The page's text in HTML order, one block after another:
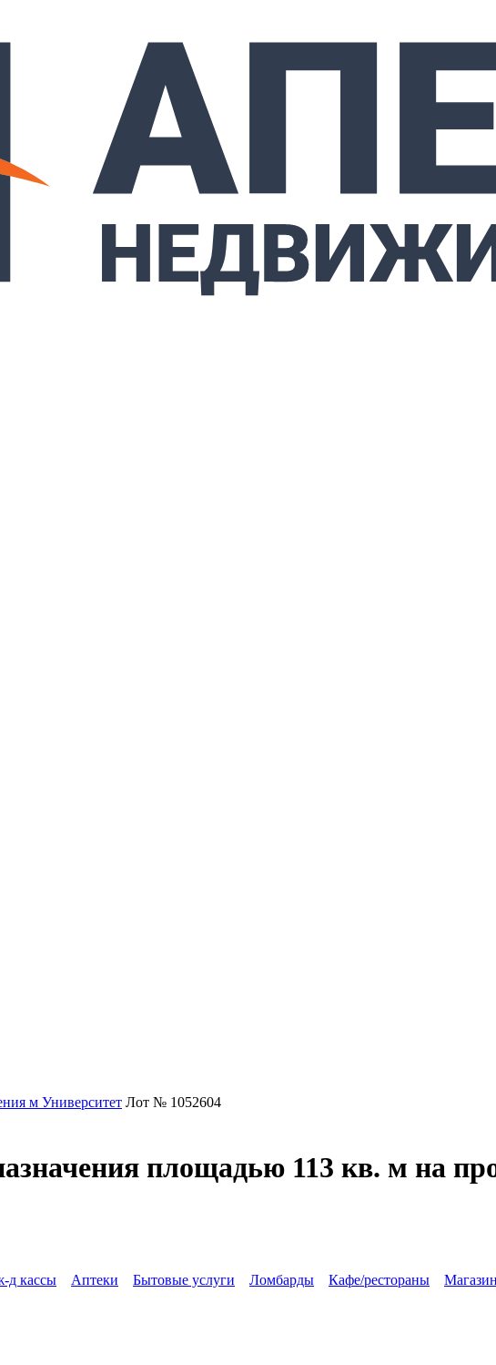
м Университет Лот № 1052604
площадью 113 кв. м на
д кассы Аптеки Бытовые услуги Ломбарды Кафе/рестораны